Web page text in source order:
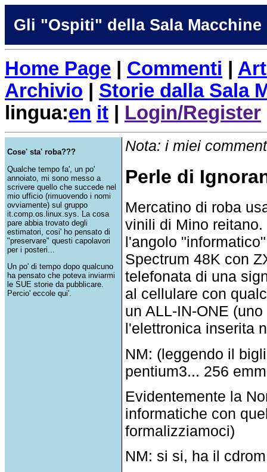
Gli "Ospiti" della Sala Macchine
Home Page Commenti
Archivio
Storie dalla Sala
lingua:en it Login/Register
Cose' sta' roba???
Qualche tempo fa', un po'
annoiato, mi sono messo a
scrivere quello che succede nel
mio ufficio (rimuovendo i nomi
ovviamente) sul gruppo
it.comp.os.linux.sys. La cosa
pare abbia trovato degli
estimatori, cosi' ho pensato di
"preservare" questi capolavori
per i posteri...
Un po' di tempo dopo qualcuno
ha pensato che poteva inviarmi
le SUE storie da pubblicare.
Percio' eccole qui'.
Nota: i miei
Perle di
Mercatino di roba
vinili di Mino
l'angolo
Spectrum 48K con
telefonata di una
al cellulare con
un ALL-IN-ONE
l'elettronica inserita
NM: (leggendo il
pentium3... 256
Evidentemente la
informatiche con
formalizziamoci)
NM: si si, ha il